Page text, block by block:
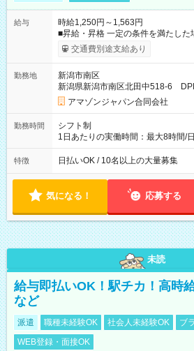
給与
時給1,250円～1,563円
■昇給・昇格 一定の条件を満たし
まで昇給の機会があります。 ■正社員登用制度あり ※月末締/翌
月25日支払い ※時間外手当、別途
☆Amazon直雇用で安定して働けます！ 【試用期間】試
あり 試用期間の長さ：1週間 雇用形
です。
交通費別途支給あり
勤務地
新潟市南区
新潟県新潟市南区北田中518-6
アマゾンジャパン合同会社
勤務時間
シフト制
1日あたりの実働時間：最大8時間/
特徴 日払いOK / 10名以上の大量募集
気になる！ 応募する
未読
給与即払いOK！駅チカ！高時
など
派遣 職種未経験OK 社会人未経験OK
ブ
WEB登録・面接OK